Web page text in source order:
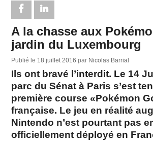
A la chasse aux
jardin du Luxembourg
Publié le 18 juillet 2016par Nicolas Barrial
Ils ont bravé l’interdit. Le 14
parc du Sénat à Paris s’est
première course «Pokémon
française. Le jeu en réalité
Nintendo n’est pourtant pas
officiellement déployé en